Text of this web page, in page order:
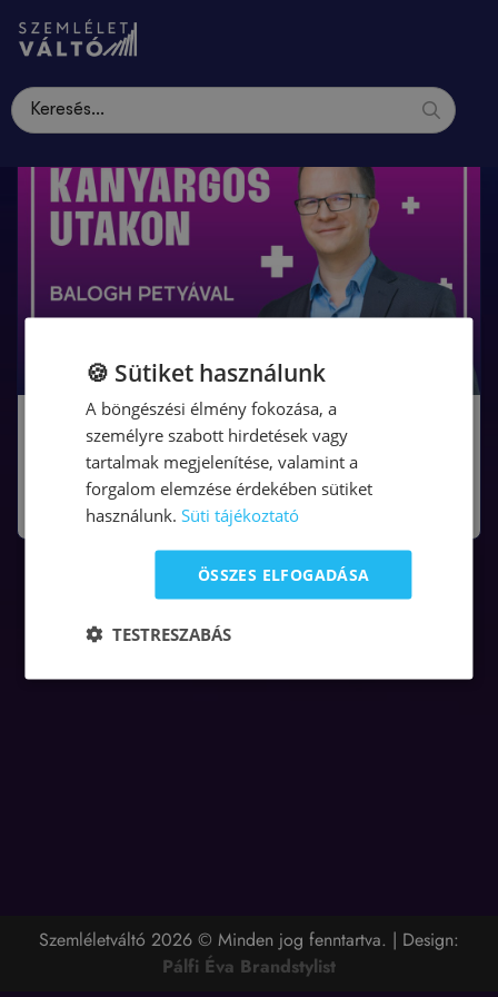
Kattints a megtekintéshez!
Read More
Szemléletváltó 2026 © Minden jog fenntartva. | Design:
Pálfi Éva Brandstylist
🍪 Sütiket használunk
A böngészési élmény fokozása, a
személyre szabott hirdetések vagy
tartalmak megjelenítése, valamint a
forgalom elemzése érdekében sütiket
használunk. Süti tájékoztató
ÖSSZES ELFOGADÁSA
TESTRESZABÁS